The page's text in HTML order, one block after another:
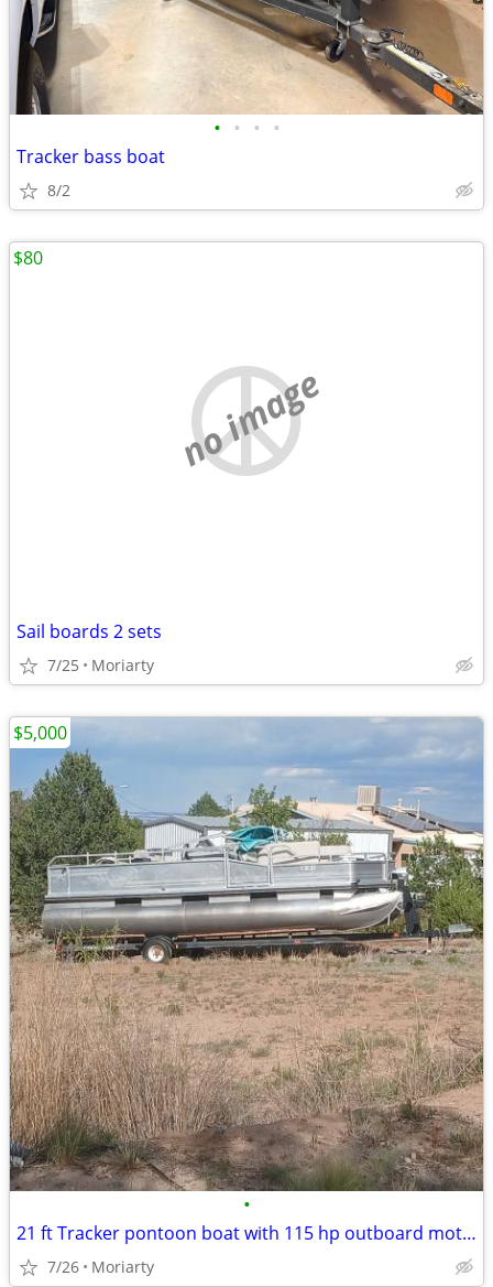
• • • •
Tracker bass boat
8/2
no image
Sail boards 2 sets
7/25 Moriarty
$80
•
21 ft Tracker pontoon boat with 115 hp outboard motor.
7/26 Moriarty
$5,000